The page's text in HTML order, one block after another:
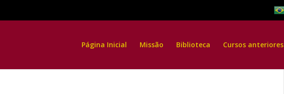
Página Inicial Missão Biblioteca Cursos anteriores